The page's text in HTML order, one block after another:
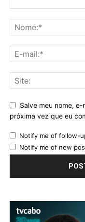
Salve meu nome,
próxima vez que eu
Notify me of follow-
Notify me of new